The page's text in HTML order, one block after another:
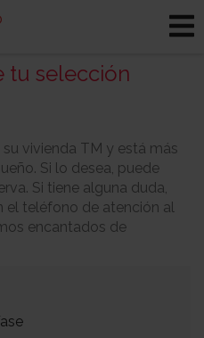
tu selección
vivienda TM y está más
Si lo desea, puede
Si tiene alguna duda,
el teléfono de atención al
encantados de